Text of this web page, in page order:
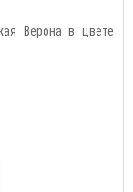
Верона в цвете